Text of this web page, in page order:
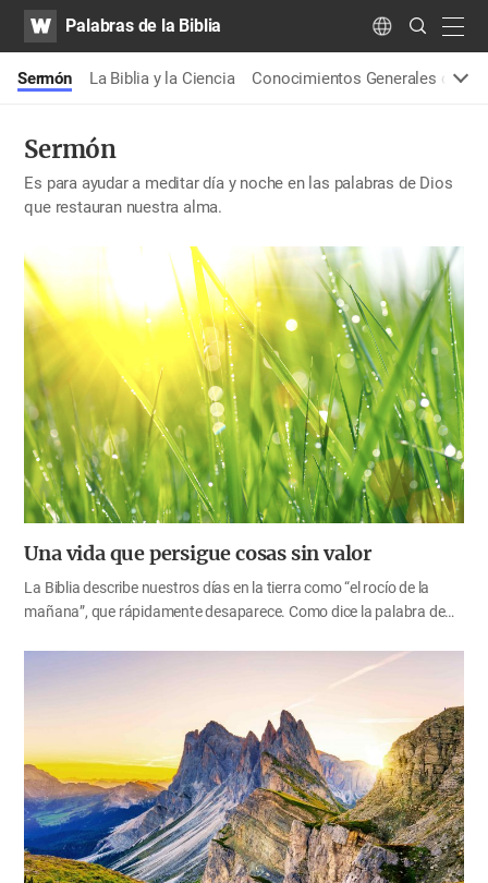
WATVPalabras de la Biblia Language
Search
Submit
Sermón La Biblia y la Ciencia Conocimientos Generales de la
Sermón
Es para ayudar a meditar día y noche en las palabras de Dios
que restauran nuestra alma.
Una vida que persigue cosas sin valor
La Biblia describe nuestros días en la tierra como “el rocío de la
mañana”, que rápidamente desaparece. Como dice la palabra de
que es la vida humana y el poco valor que tiene, y qué rápido se
tiempo a lo verdadero y esperanzador, esto es, lo que Dios nos
confía. A diferencia de las personas que dedican su vida entera a
perseguir cosas sin valor, nosotros vivimos nuestra vida para el
eterno reino de los cielos. Ahora, tomemos un tiempo para renovar
nuestra esperanza en el cielo a través de las palabras de la Biblia.
No te jactes del día de…